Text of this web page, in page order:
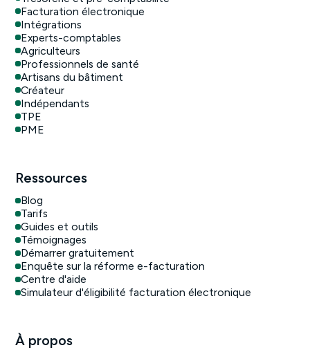
Facturation électronique
Intégrations
Experts-comptables
Agriculteurs
Professionnels de santé
Artisans du bâtiment
Créateur
Indépendants
TPE
PME
Ressources
Blog
Tarifs
Guides et outils
Témoignages
Démarrer gratuitement
Enquête sur la réforme e-facturation
Centre d'aide
Simulateur d'éligibilité facturation électronique
À propos